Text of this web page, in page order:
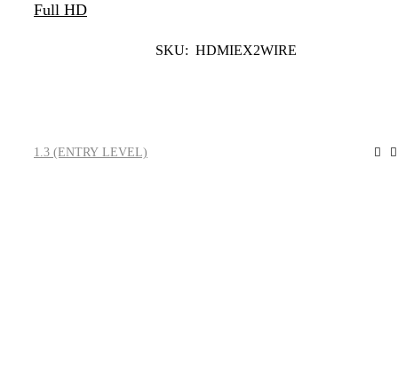
Full HD
SKU: HDMIEX2WIRE
1.3 (ENTRY LEVEL)